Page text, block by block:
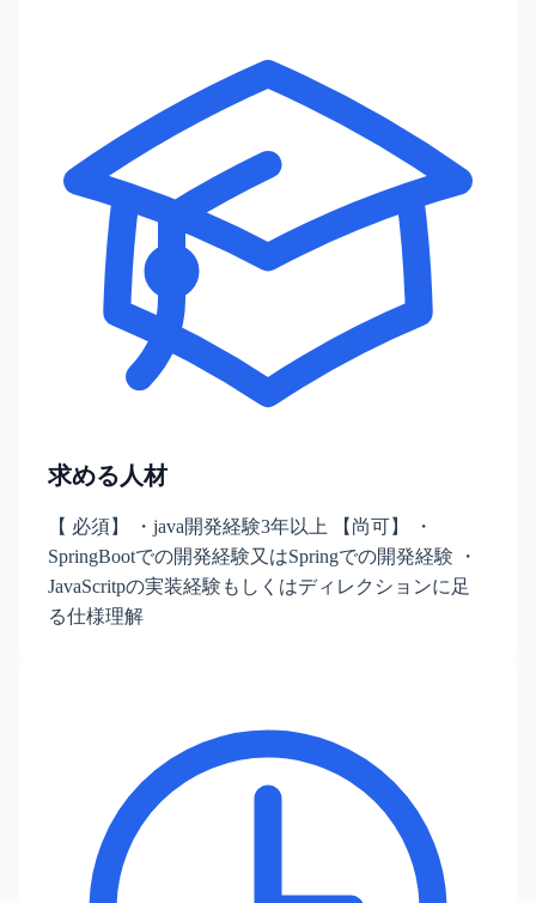
求める人材
【 必須】 ・java開発経験3年以上 【尚可】 ・
SpringBootでの開発経験又はSpringでの開発経験 ・
JavaScritpの実装経験もしくはディレクションに足
る仕様理解